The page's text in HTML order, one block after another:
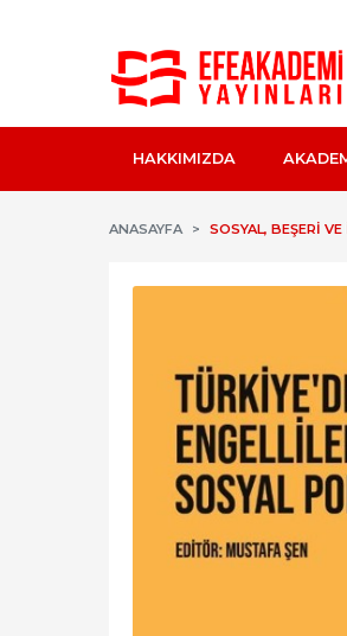
HAKKIMIZDA
ANASAYFA SOSYAL, BEŞERI